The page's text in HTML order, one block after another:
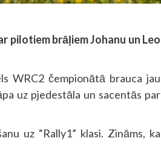
pilotiem brāļiem Johanu un Leo
WRC2 čempionātā brauca jau
uz pjedestāla un sacentās par
uz “Rally1” klasi. Zināms, ka